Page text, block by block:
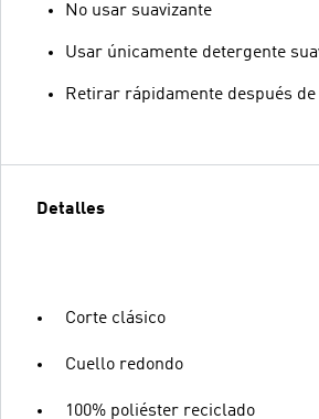
No usar suavizante
Usar únicamente detergente
Retirar rápidamente después
Detalles
Corte clásico
Cuello redondo
100% poliéster reciclado